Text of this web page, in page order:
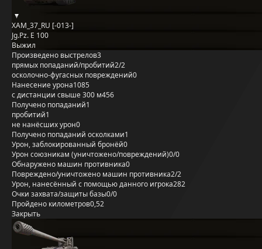
XAM_37_RU [-013-]
Jg.Pz. E 100
Выжил
Произведено выстрелов3
прямых попаданий/пробитий2/2
осколочно-фугасных повреждений0
Нанесение урона1085
с дистанции свыше 300 м456
Получено попаданий1
пробитий1
не нанёсших урон0
Получено попаданий осколками1
Урон, заблокированный бронёй0
Урон союзникам (уничтожено/повреждений)0/0
Обнаружено машин противника0
Повреждено/уничтожено машин противника2/2
Урон, нанесённый с помощью данного игрока282
Очки захвата/защиты базы0/0
Пройдено километров0,52
Закрыть